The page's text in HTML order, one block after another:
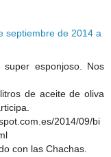
septiembre de 2014 a
esponjoso. Nos
de aceite de oliva
2014/09/bi
con las Chachas.